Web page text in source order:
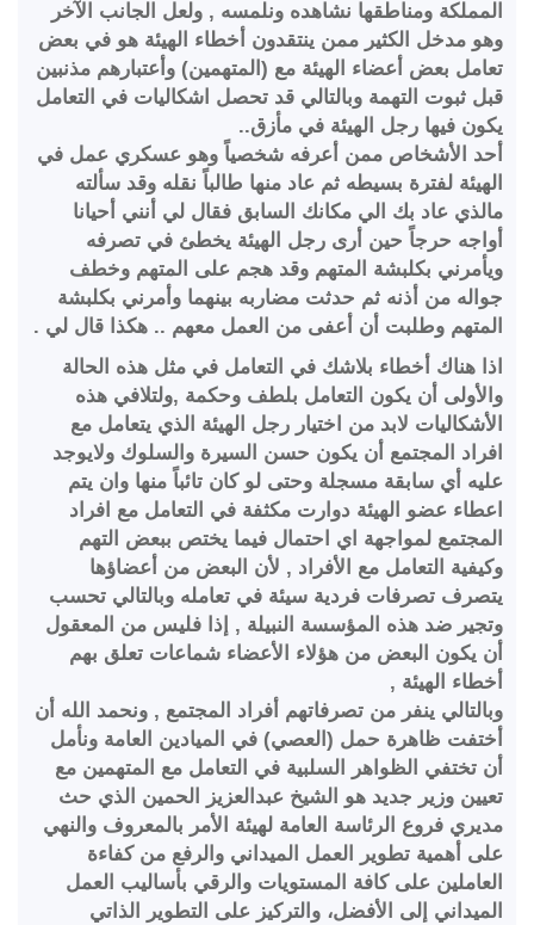
المملكة ومناطقها نشاهده ونلمسه , ولعل الجانب الآخر
وهو مدخل الكثير ممن ينتقدون أخطاء الهيئة هو في بعض
تعامل بعض أعضاء الهيئة مع (المتهمين) وأعتبارهم مذنبين
قبل ثبوت التهمة وبالتالي قد تحصل اشكاليات في التعامل
يكون فيها رجل الهيئة في مأزق..
أحد الأشخاص ممن أعرفه شخصياً وهو عسكري عمل في
الهيئة لفترة بسيطه ثم عاد منها طالباً نقله وقد سألته
مالذي عاد بك الي مكانك السابق فقال لي أنني أحيانا
أواجه حرجاً حين أرى رجل الهيئة يخطئ في تصرفه
ويأمرني بكلبشة المتهم وقد هجم على المتهم وخطف
جواله من أذنه ثم حدثت مضاربه بينهما وأمرني بكلبشة
المتهم وطلبت أن أعفى من العمل معهم .. هكذا قال لي .
اذا هناك أخطاء بلاشك في التعامل في مثل هذه الحالة
والأولى أن يكون التعامل بلطف وحكمة ,ولتلافي هذه
الأشكاليات لابد من اختيار رجل الهيئة الذي يتعامل مع
افراد المجتمع أن يكون حسن السيرة والسلوك ولايوجد
عليه أي سابقة مسجلة وحتى لو كان تائباً منها وان يتم
اعطاء عضو الهيئة دوارت مكثفة في التعامل مع افراد
المجتمع لمواجهة اي احتمال فيما يختص ببعض التهم
وكيفية التعامل مع الأفراد , لأن البعض من أعضاؤها
يتصرف تصرفات فردية سيئة في تعامله وبالتالي تحسب
وتجير ضد هذه المؤسسة النبيلة , إذا فليس من المعقول
أن يكون البعض من هؤلاء الأعضاء شماعات تعلق بهم
أخطاء الهيئة ,
وبالتالي ينفر من تصرفاتهم أفراد المجتمع , ونحمد الله أن
أختفت ظاهرة حمل (العصي) في الميادين العامة ونأمل
أن تختفي الظواهر السلبية في التعامل مع المتهمين مع
تعيين وزير جديد هو الشيخ عبدالعزيز الحمين الذي حث
مديري فروع الرئاسة العامة لهيئة الأمر بالمعروف والنهي
على أهمية تطوير العمل الميداني والرفع من كفاءة
العاملين على كافة المستويات والرقي بأساليب العمل
الميداني إلى الأفضل، والتركيز على التطوير الذاتي